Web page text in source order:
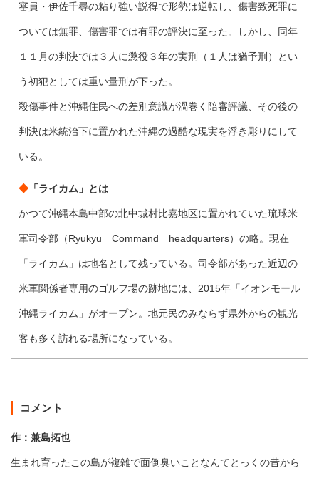
審員・伊佐千尋の粘り強い説得で形勢は逆転し、傷害致死罪に
ついては無罪、傷害罪では有罪の評決に至った。しかし、同年
１１月の判決では３人に懲役３年の実刑（１人は猶予刑）とい
う初犯としては重い量刑が下った。
殺傷事件と沖縄住民への差別意識が渦巻く陪審評議、その後の
判決は米統治下に置かれた沖縄の過酷な現実を浮き彫りにして
いる。
◆ 「ライカム」とは
かつて沖縄本島中部の北中城村比嘉地区に置かれていた琉球米
軍司令部（Ryukyu Command headquarters）の略。現在
「ライカム」は地名として残っている。司令部があった近辺の
米軍関係者専用のゴルフ場の跡地には、2015年「イオンモール
沖縄ライカム」がオープン。地元民のみならず県外からの観光
客も多く訪れる場所になっている。
コメント
作：兼島拓也
生まれ育ったこの島が複雑で面倒臭いことなんてとっくの昔から